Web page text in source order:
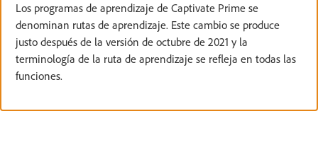
Los programas de aprendizaje de Captivate Prime se
denominan rutas de aprendizaje. Este cambio se produce
justo después de la versión de octubre de 2021 y la
terminología de la ruta de aprendizaje se refleja en todas las
funciones.